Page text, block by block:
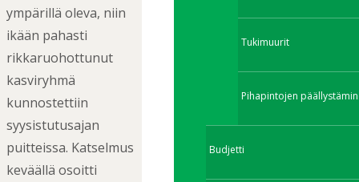
Tukimuurit
Pihapintojen
Budjetti
ympärillä oleva, niin
ikään pahasti
rikkaruohottunut
kasviryhmä
kunnostettiin
syysistutusajan
puitteissa. Katselmus
keväällä osoitti